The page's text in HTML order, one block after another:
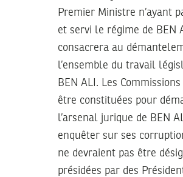
Premier Ministre n’ayant
et servi le régime de BEN
consacrera au
l’ensemble du travail
BEN ALI. Les
être constituées pour
l’arsenal jurique de BEN
enquêter sur ses
ne devraient pas être
présidées par des